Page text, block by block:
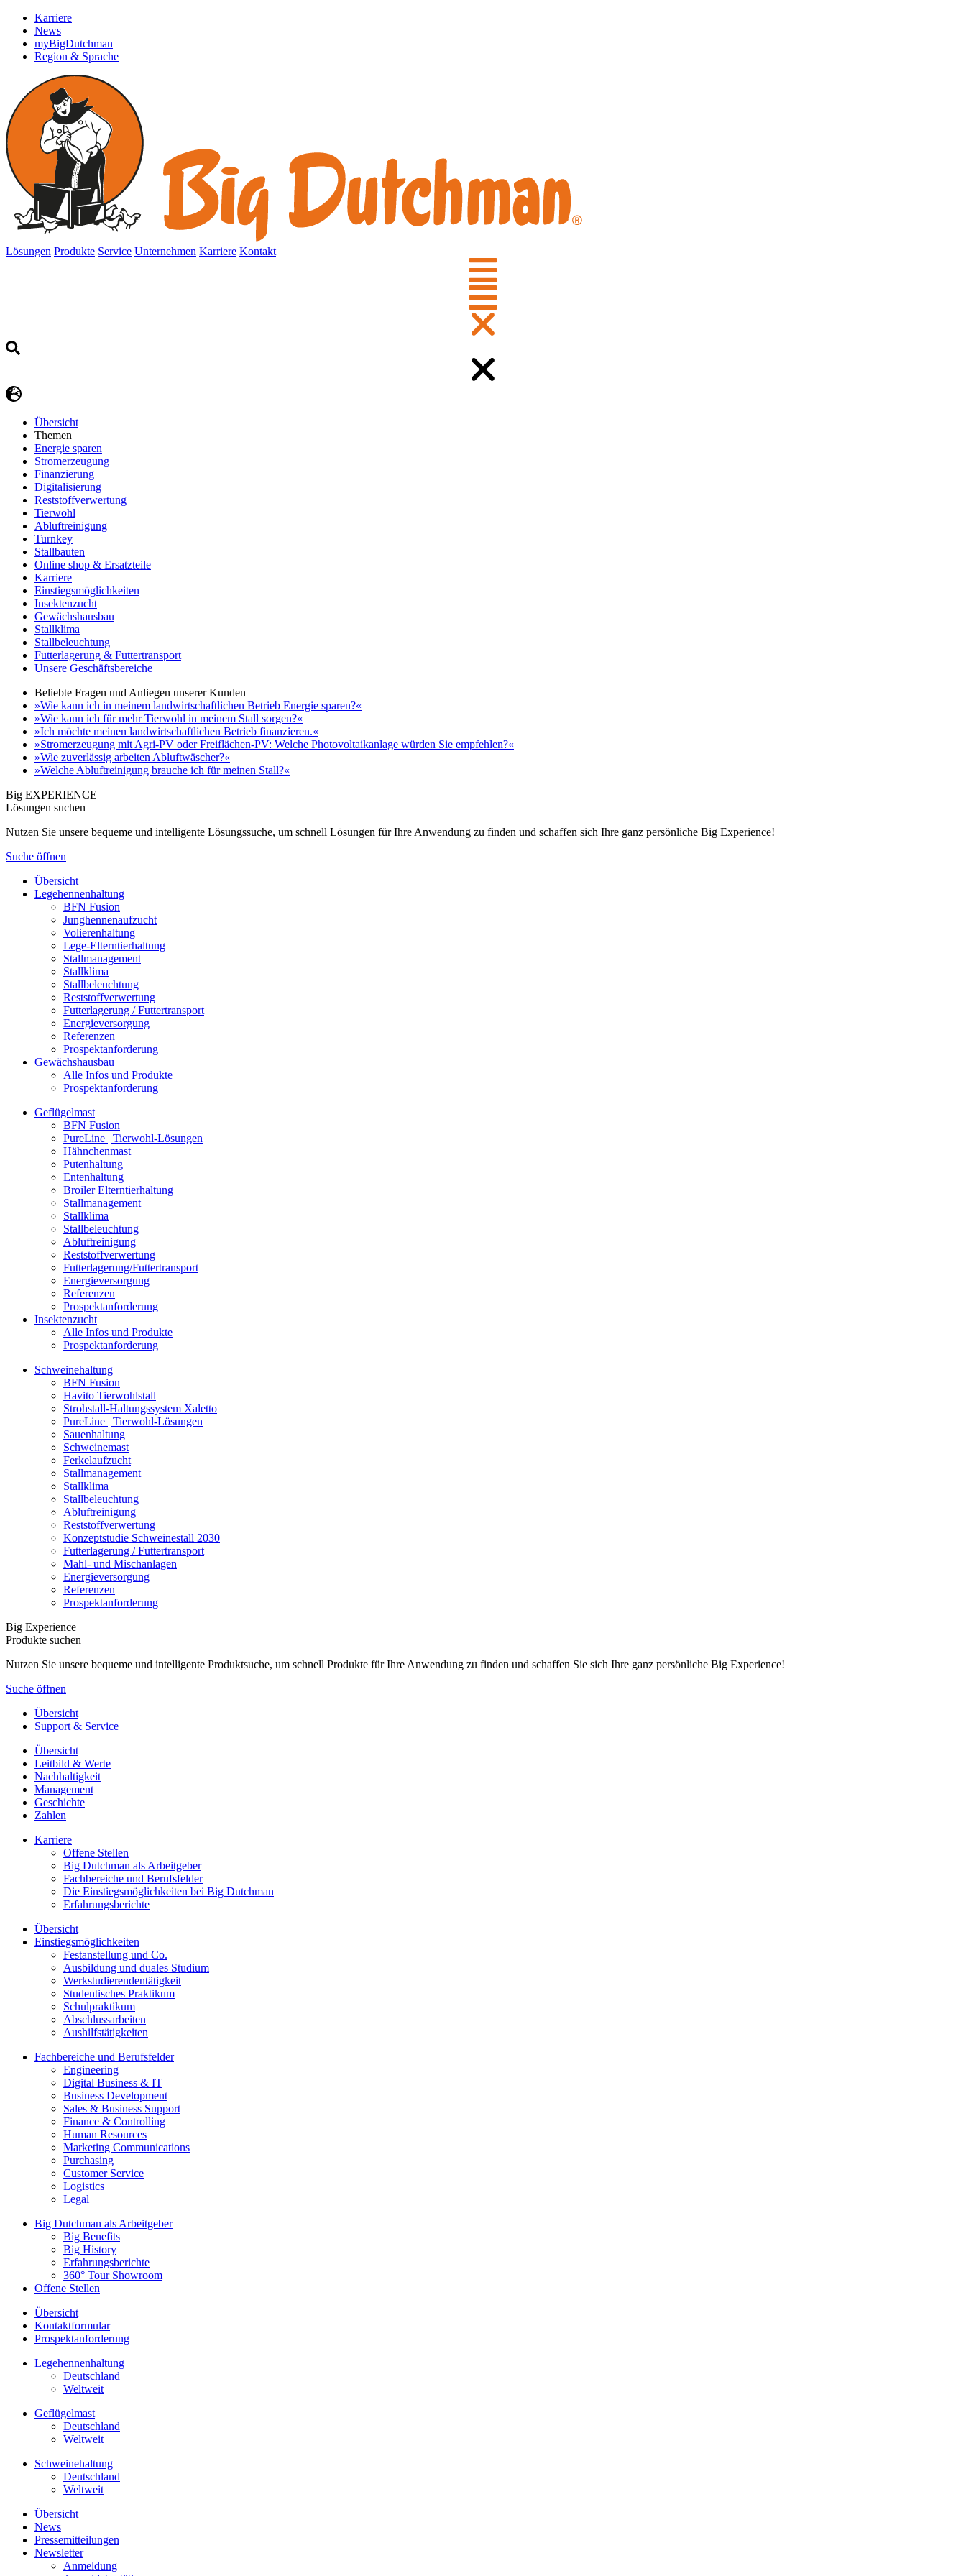
Karriere
News
myBigDutchman
Region & Sprache
Lösungen Produkte Service Unternehmen Karriere Kontakt
Übersicht
Themen
Energie sparen
Stromerzeugung
Finanzierung
Digitalisierung
Reststoffverwertung
Tierwohl
Abluftreinigung
Turnkey
Stallbauten
Online shop & Ersatzteile
Karriere
Einstiegsmöglichkeiten
Insektenzucht
Gewächshausbau
Stallklima
Stallbeleuchtung
Futterlagerung & Futtertransport
Unsere Geschäftsbereiche
Beliebte Fragen und Anliegen unserer Kunden
»Wie kann ich in meinem landwirtschaftlichen Betrieb Energie sparen?«
»Wie kann ich für mehr Tierwohl in meinem Stall sorgen?«
»Ich möchte meinen landwirtschaftlichen Betrieb finanzieren.«
»Stromerzeugung mit Agri-PV oder Freiflächen-PV: Welche Photovoltaikanlage würden Sie empfehlen?«
»Wie zuverlässig arbeiten Abluftwäscher?«
»Welche Abluftreinigung brauche ich für meinen Stall?«
Big EXPERIENCE
Lösungen suchen
Nutzen Sie unsere bequeme und intelligente Lösungssuche, um schnell Lösungen für Ihre Anwendung zu finden und schaffen sich Ihre ganz persönliche Big Experience!
Suche öffnen
Übersicht
Legehennenhaltung
BFN Fusion
Junghennenaufzucht
Volierenhaltung
Lege-Elterntierhaltung
Stallmanagement
Stallklima
Stallbeleuchtung
Reststoffverwertung
Futterlagerung / Futtertransport
Energieversorgung
Referenzen
Prospektanforderung
Gewächshausbau
Alle Infos und Produkte
Prospektanforderung
Geflügelmast
BFN Fusion
PureLine | Tierwohl-Lösungen
Hähnchenmast
Putenhaltung
Entenhaltung
Broiler Elterntierhaltung
Stallmanagement
Stallklima
Stallbeleuchtung
Abluftreinigung
Reststoffverwertung
Futterlagerung/Futtertransport
Energieversorgung
Referenzen
Prospektanforderung
Insektenzucht
Alle Infos und Produkte
Prospektanforderung
Schweinehaltung
BFN Fusion
Havito Tierwohlstall
Strohstall-Haltungssystem Xaletto
PureLine | Tierwohl-Lösungen
Sauenhaltung
Schweinemast
Ferkelaufzucht
Stallmanagement
Stallklima
Stallbeleuchtung
Abluftreinigung
Reststoffverwertung
Konzeptstudie Schweinestall 2030
Futterlagerung / Futtertransport
Mahl- und Mischanlagen
Energieversorgung
Referenzen
Prospektanforderung
Big Experience
Produkte suchen
Nutzen Sie unsere bequeme und intelligente Produktsuche, um schnell Produkte für Ihre Anwendung zu finden und schaffen Sie sich Ihre ganz persönliche Big Experience!
Suche öffnen
Übersicht
Support & Service
Übersicht
Leitbild & Werte
Nachhaltigkeit
Management
Geschichte
Zahlen
Karriere
Offene Stellen
Big Dutchman als Arbeitgeber
Fachbereiche und Berufsfelder
Die Einstiegsmöglichkeiten bei Big Dutchman
Erfahrungsberichte
Übersicht
Einstiegsmöglichkeiten
Festanstellung und Co.
Ausbildung und duales Studium
Werkstudierendentätigkeit
Studentisches Praktikum
Schulpraktikum
Abschlussarbeiten
Aushilfstätigkeiten
Fachbereiche und Berufsfelder
Engineering
Digital Business & IT
Business Development
Sales & Business Support
Finance & Controlling
Human Resources
Marketing Communications
Purchasing
Customer Service
Logistics
Legal
Big Dutchman als Arbeitgeber
Big Benefits
Big History
Erfahrungsberichte
360° Tour Showroom
Offene Stellen
Übersicht
Kontaktformular
Prospektanforderung
Legehennenhaltung
Deutschland
Weltweit
Geflügelmast
Deutschland
Weltweit
Schweinehaltung
Deutschland
Weltweit
Übersicht
News
Pressemitteilungen
Newsletter
Anmeldung